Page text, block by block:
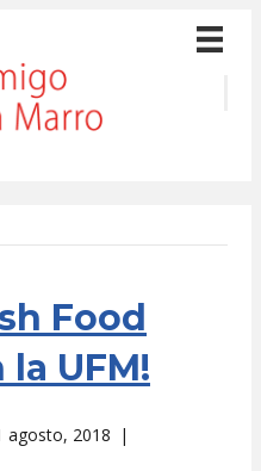
Food
UFM!
agosto, 2018 |